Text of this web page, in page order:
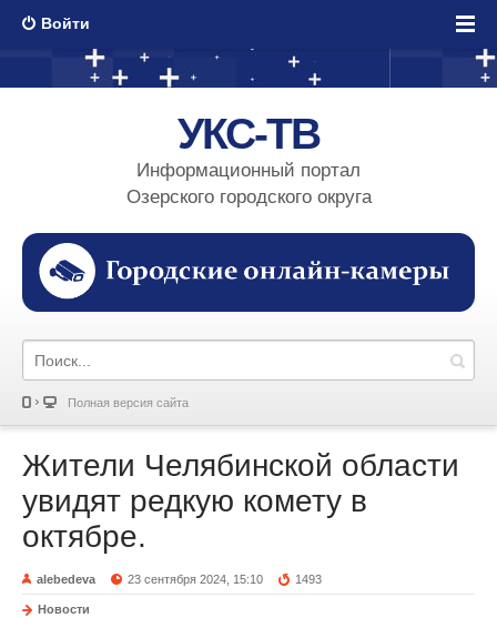
Войти
УКС-ТВ
Информационный портал
Озерского городского округа
Полная версия сайта
Жители Челябинской области
увидят редкую комету в
октябре.
alebedeva 23 сентября 2024, 15:10 1493
Новости